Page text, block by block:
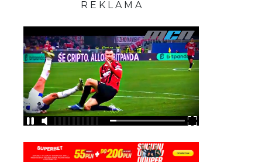
R E K L A M A